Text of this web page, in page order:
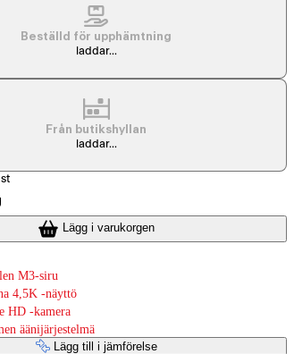
Beställd för upphämtning
laddar...
Från butikshyllan
laddar...
st
Lägg i varukorgen
M3-siru
4,5K -näyttö
HD ‐kamera
äänijärjestelmä
Lägg till i jämförelse